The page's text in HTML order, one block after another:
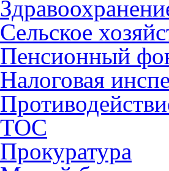
Сельское
Пенсионный
Налоговая
ТОС
Прокуратура